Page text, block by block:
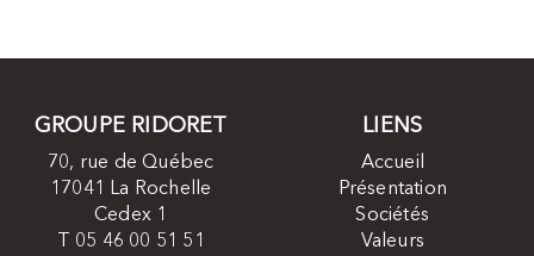
GROUPE RIDORET
70, rue de Québec
17041 La Rochelle
Cedex 1
T 05 46 00 51 51
LIENS
Accueil
Présentation
Sociétés
Valeurs